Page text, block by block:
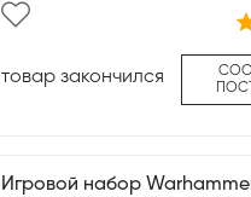
товар закончился
Игровой набор